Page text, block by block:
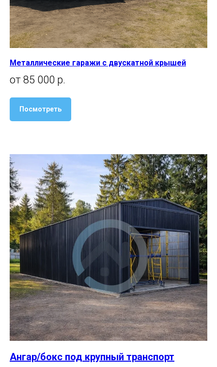
Металлические гаражи с двускатной крышей
от 85 000 р.
Посмотреть
Ангар/бокс под крупный транспорт